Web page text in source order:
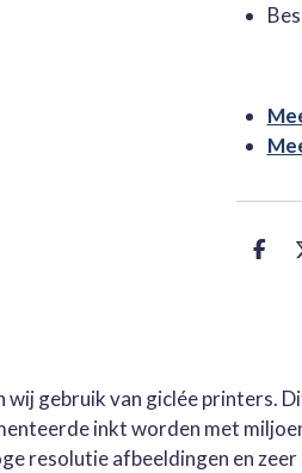
D
wij gebruik van giclée
inkt worden met
resolutie afbeeldingen en